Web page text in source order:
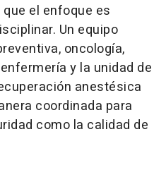
el enfoque es
Un equipo
oncología,
y la unidad de
anestésica
coordinada para
como la calidad de